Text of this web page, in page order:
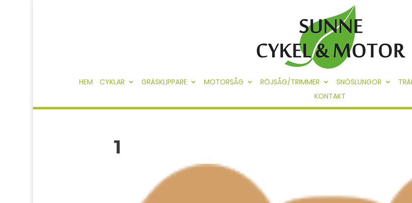
HEM CYKLAR GRÄSKLIPPARE MOTORSÅG RÖJSÅG/TRIMMER SNÖSLUNGOR
KONTAKT
1